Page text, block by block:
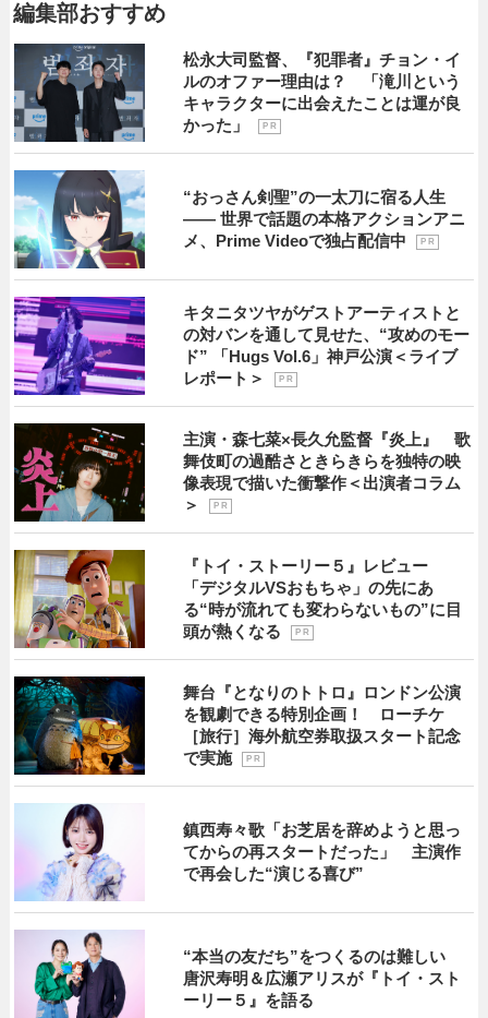
編集部おすすめ
松永大司監督、『犯罪者』チョン・イ
ルのオファー理由は？ 「滝川という
キャラクターに出会えたことは運が良
かった」
P R
“おっさん剣聖”の一太刀に宿る人生
―― 世界で話題の本格アクションアニ
メ、Prime Videoで独占配信中
P R
キタニタツヤがゲストアーティストと
の対バンを通して見せた、“攻めのモー
ド” 「Hugs Vol.6」神戸公演＜ライブ
レポート＞
P R
主演・森七菜×長久允監督『炎上』 歌
舞伎町の過酷さときらきらを独特の映
像表現で描いた衝撃作＜出演者コラム
＞
P R
『トイ・ストーリー５』レビュー
「デジタルVSおもちゃ」の先にあ
る“時が流れても変わらないもの”に目
頭が熱くなる
P R
舞台『となりのトトロ』ロンドン公演
を観劇できる特別企画！ ローチケ
［旅行］海外航空券取扱スタート記念
で実施
P R
鎮西寿々歌「お芝居を辞めようと思っ
てからの再スタートだった」 主演作
で再会した“演じる喜び”
“本当の友だち”をつくるのは難しい
唐沢寿明＆広瀬アリスが『トイ・スト
ーリー５』を語る